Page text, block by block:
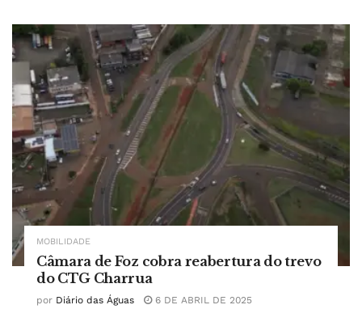
MOBILIDADE
Câmara de Foz cobra reabertura do trevo
do CTG Charrua
por Diário das Águas 6 DE ABRIL DE 2025